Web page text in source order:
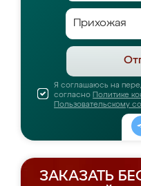
Я соглашаюсь на
согласно Политике
Пользовательскому
ЗАКАЗАТЬ